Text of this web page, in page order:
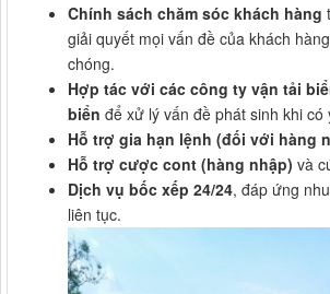
Chính sách chăm sóc khách hàng
giải quyết mọi vấn đề của khách
chóng.
Hợp tác với các công ty vận tải
biển để xử lý vấn đề phát sinh khi có
Hỗ trợ gia hạn lệnh (đối với hàng
Hỗ trợ cược cont (hàng nhập) và
Dịch vụ bốc xếp 24/24, đáp ứng
liên tục.